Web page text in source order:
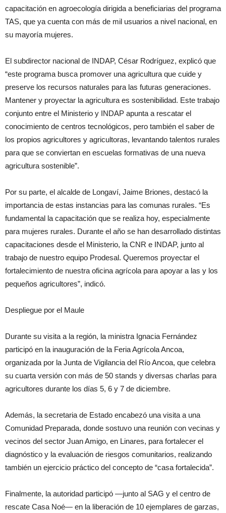
capacitación en agroecología dirigida a beneficiarias del programa
TAS, que ya cuenta con más de mil usuarios a nivel nacional, en
su mayoría mujeres.
El subdirector nacional de INDAP, César Rodríguez, explicó que
“este programa busca promover una agricultura que cuide y
preserve los recursos naturales para las futuras generaciones.
Mantener y proyectar la agricultura es sostenibilidad. Este trabajo
conjunto entre el Ministerio y INDAP apunta a rescatar el
conocimiento de centros tecnológicos, pero también el saber de
los propios agricultores y agricultoras, levantando talentos rurales
para que se conviertan en escuelas formativas de una nueva
agricultura sostenible”.
Por su parte, el alcalde de Longaví, Jaime Briones, destacó la
importancia de estas instancias para las comunas rurales. “Es
fundamental la capacitación que se realiza hoy, especialmente
para mujeres rurales. Durante el año se han desarrollado distintas
capacitaciones desde el Ministerio, la CNR e INDAP, junto al
trabajo de nuestro equipo Prodesal. Queremos proyectar el
fortalecimiento de nuestra oficina agrícola para apoyar a las y los
pequeños agricultores”, indicó.
Despliegue por el Maule
Durante su visita a la región, la ministra Ignacia Fernández
participó en la inauguración de la Feria Agrícola Ancoa,
organizada por la Junta de Vigilancia del Río Ancoa, que celebra
su cuarta versión con más de 50 stands y diversas charlas para
agricultores durante los días 5, 6 y 7 de diciembre.
Además, la secretaria de Estado encabezó una visita a una
Comunidad Preparada, donde sostuvo una reunión con vecinas y
vecinos del sector Juan Amigo, en Linares, para fortalecer el
diagnóstico y la evaluación de riesgos comunitarios, realizando
también un ejercicio práctico del concepto de “casa fortalecida”.
Finalmente, la autoridad participó —junto al SAG y el centro de
rescate Casa Noé— en la liberación de 10 ejemplares de garzas,